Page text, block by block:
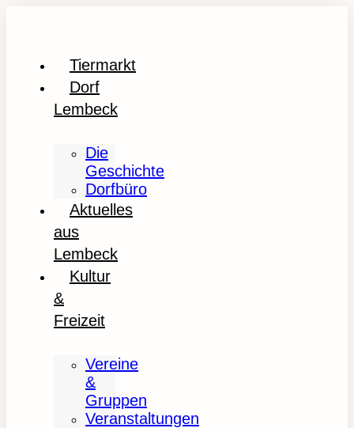
Tiermarkt
Dorf
Lembeck
Die
Geschichte
Dorfbüro
Aktuelles
aus
Lembeck
Kultur
&
Freizeit
Vereine
&
Gruppen
Veranstaltungen